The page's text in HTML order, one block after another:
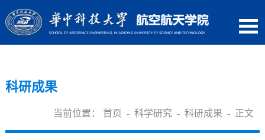
科研成果
当前位置： 首页 -科学研究 -科研成果 - 正文